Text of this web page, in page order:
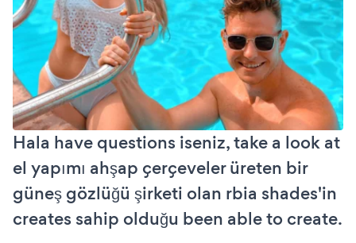
Hala have questions iseniz, take a look at
el yapımı ahşap çerçeveler üreten bir
güneş gözlüğü şirketi olan rbia shades'in
creates sahip olduğu been able to create.